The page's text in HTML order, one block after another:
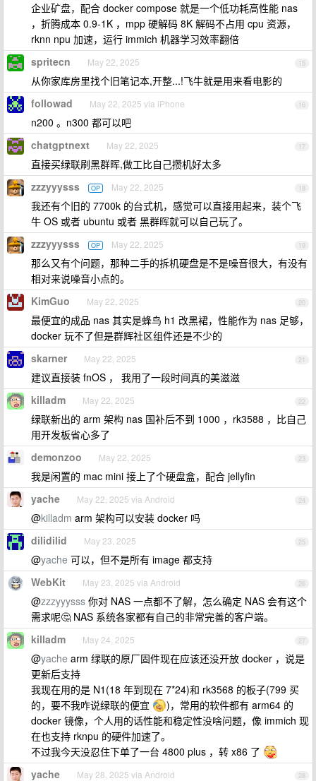
企业矿盘，配合 docker compose 就是一个低功耗高性能 nas
，折腾成本 0.9-1K ，mpp 硬解码 8K 解码不占用 cpu 资源，
rknn npu 加速，运行 immich 机器学习效率翻倍
15
spritecn May 22, 2025
从你家库房里找个旧笔记本,开整...!飞牛就是用来看电影的
16
followad May 22, 2025 via iPhone
n200 。n300 都可以吧
17
chatgptnext May 22, 2025
直接买绿联刷黑群晖,做工比自己攒机好太多
18
zzzyyysss OP May 22, 2025
我还有个旧的 7700k 的台式机，感觉可以直接用起来，装个飞
牛 OS 或者 ubuntu 或者 黑群晖就可以自己玩了。
19
zzzyyysss OP May 22, 2025
那么又有个问题，那种二手的拆机硬盘是不是噪音很大，有没有
相对来说噪音小点的。
20
KimGuo May 22, 2025
最便宜的成品 nas 其实是蜂鸟 h1 改黑裙，性能作为 nas 足够，
docker 玩不了但是群辉社区组件还是不少的
21
skarner May 22, 2025
建议直接装 fnOS ， 我用了一段时间真的美滋滋
22
killadm May 22, 2025
绿联新出的 arm 架构 nas 国补后不到 1000 ，rk3588 ，比自己
用开发板省心多了
23
demonzoo May 22, 2025
我是闲置的 mac mini 接上了个硬盘盒，配合 jellyfin
24
yache May 22, 2025 via Android
@killadm arm 架构可以安装 docker 吗
25
dilidilid May 23, 2025
@yache 可以，但不是所有 image 都支持
26
WebKit May 23, 2025 via Android
@zzzyyysss 你对 NAS 一点都不了解，怎么确定 NAS 会有这个
需求呢🤔 NAS 系统各家都有自己的非常完善的客户端。
27
killadm May 24, 2025
@yache arm 绿联的原厂固件现在应该还没开放 docker ，说是
更新后支持
我现在用的是 N1(18 年到现在 7*24)和 rk3568 的板子(799 买
的，要不我咋说绿联的便宜
)，常用的软件都有 arm64 的
docker 镜像，个人用的话性能和稳定性没啥问题，像 immich 现
在也支持 rknpu 的硬件加速了。
不过我今天没忍住下单了一台 4800 plus ，转 x86 了
28
yache May 28, 2025 via Android